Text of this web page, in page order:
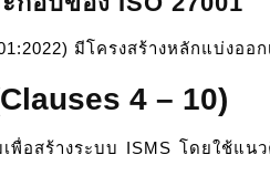
มีโครงสร้างหลักแบ่งออ
4 – 10)
พื่อสร้างระบบ ISMS โดยใช้แน